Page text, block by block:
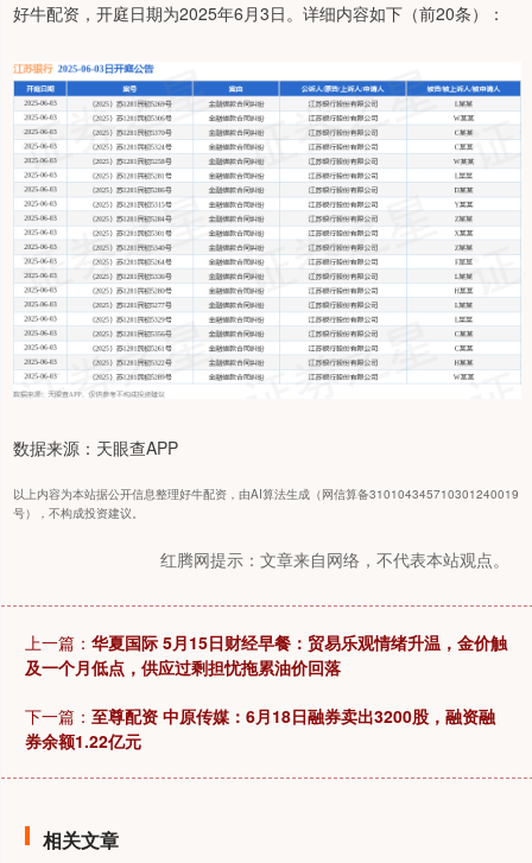
好牛配资，开庭日期为2025年6月3日。详细内容如下（前20条）：
数据来源：天眼查APP
以上内容为本站据公开信息整理好牛配资，由AI算法生成（网信算备310104345710301240019
号），不构成投资建议。
红腾网提示：文章来自网络，不代表本站观点。
上一篇： 华夏国际 5月15日财经早餐：贸易乐观情绪升温，金价触
及一个月低点，供应过剩担忧拖累油价回落
下一篇： 至尊配资 中原传媒：6月18日融券卖出3200股，融资融
券余额1.22亿元
相关文章